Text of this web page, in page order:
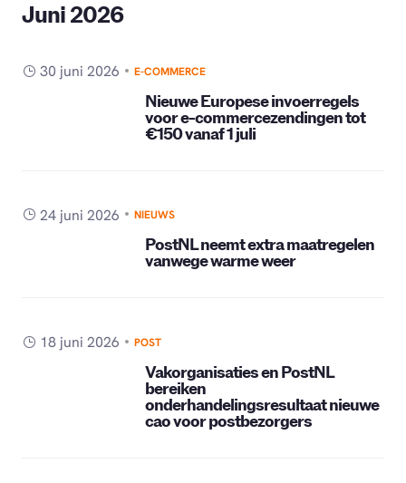
Juni 2026
30 juni 2026 E-COMMERCE
Nieuwe Europese invoerregels
voor e-commercezendingen tot
€150 vanaf 1 juli
24 juni 2026 NIEUWS
PostNL neemt extra maatregelen
vanwege warme weer
18 juni 2026 POST
Vakorganisaties en PostNL
bereiken
onderhandelingsresultaat nieuwe
cao voor postbezorgers